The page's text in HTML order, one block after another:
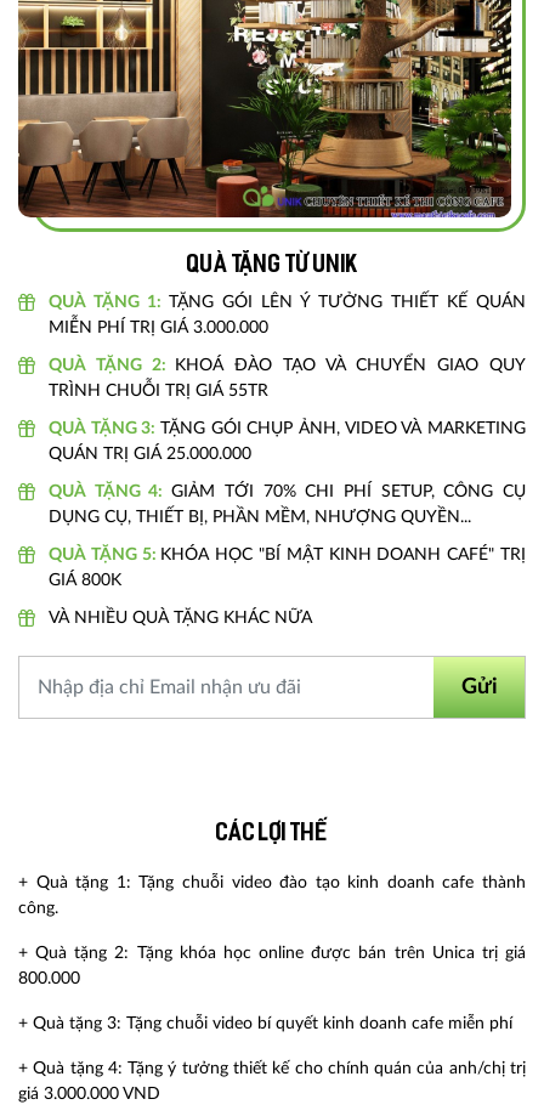
Quà tặng từ unik
QUÀ TẶNG 1: TẶNG GÓI LÊN Ý TƯỞNG THIẾT KẾ QUÁN
MIỄN PHÍ TRỊ GIÁ 3.000.000
QUÀ TẶNG 2:
KHOÁ ĐÀO TẠO VÀ CHUYỂN GIAO QUY
TRÌNH CHUỖI TRỊ GIÁ 55TR
QUÀ TẶNG 3: TẶNG GÓI CHỤP ẢNH, VIDEO VÀ MARKETING
QUÁN TRỊ GIÁ 25.000.000
QUÀ TẶNG 4:GIẢM TỚI 70% CHI PHÍ SETUP, CÔNG CỤ
DỤNG CỤ, THIẾT BỊ, PHẦN MỀM, NHƯỢNG QUYỀN...
QUÀ TẶNG 5: KHÓA HỌC "BÍ MẬT KINH DOANH CAFÉ" TRỊ
GIÁ 800K
VÀ NHIỀU QUÀ TẶNG KHÁC NỮA
Gửi
Các lợi thế
+ Quà tặng 1: Tặng chuỗi video đào tạo kinh doanh cafe thành
công.
+ Quà tặng 2: Tặng khóa học online được bán trên Unica trị giá
800.000
+ Quà tặng 3: Tặng chuỗi video bí quyết kinh doanh cafe miễn phí
+ Quà tặng 4: Tặng ý tưởng thiết kế cho chính quán của anh/chị trị
giá 3.000.000 VND